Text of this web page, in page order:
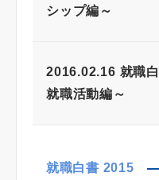
シップ編～
2016.02.16 就職
就職活動編～
就職白書 2015